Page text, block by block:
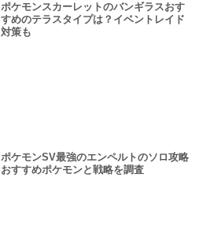
ポケモンスカーレットのバンギラスおす
すめのテラスタイプは？イベントレイド
対策も
ポケモンSV最強のエンペルトのソロ攻略
おすすめポケモンと戦略を調査